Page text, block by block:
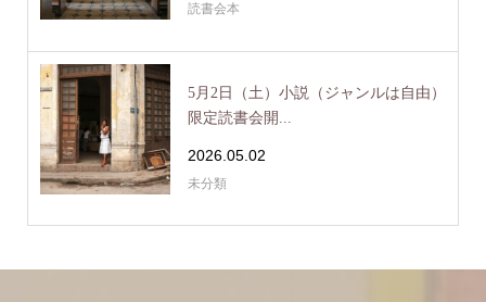
読書会本
5月2日（土）小説（ジャンルは自由）
限定読書会開...
2026.05.02
未分類